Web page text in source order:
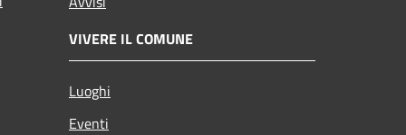
VIVERE IL COMUNE
Luoghi
Eventi